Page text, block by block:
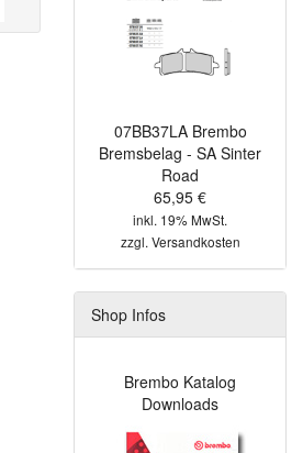
07BB37LA Brembo
Bremsbelag - SA Sinter
Road
65,95 €
inkl. 19% MwSt.
zzgl. Versandkosten
Shop Infos
Brembo Katalog
Downloads